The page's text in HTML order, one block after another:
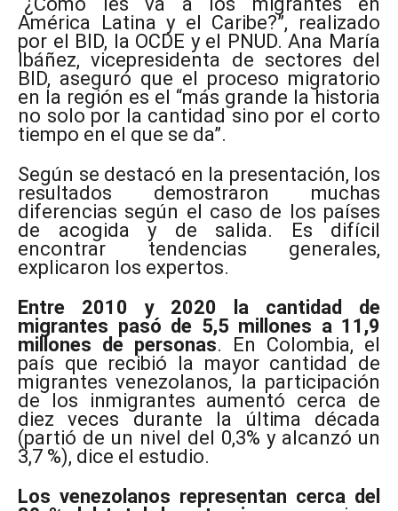
América Latina y el Caribe?”, realizado
por el BID, la OCDE y el PNUD. Ana María
Ibáñez, vicepresidenta de sectores del
BID, aseguró que el proceso migratorio
en la región es el “más grande la historia
no solo por la cantidad sino por el corto
tiempo en el que se da”.
Según se destacó en la presentación, los
resultados demostraron muchas
diferencias según el caso de los países
de acogida y de salida. Es difícil
encontrar tendencias generales,
explicaron los expertos.
Entre 2010 y 2020 la cantidad de
migrantes pasó de 5,5 millones a 11,9
millones de personas. En Colombia, el
país que recibió la mayor cantidad de
migrantes venezolanos, la participación
de los inmigrantes aumentó cerca de
diez veces durante la última década
(partió de un nivel del 0,3% y alcanzó un
3,7 %), dice el estudio.
Los venezolanos representan cerca del